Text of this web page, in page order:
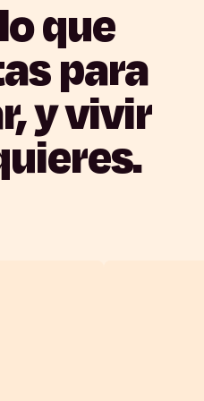
loque
para
yvivir